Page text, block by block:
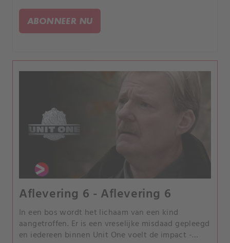
ABONNEER NU
Aflevering 6 - Aflevering 6
In een bos wordt het lichaam van een kind
aangetroffen. Er is een vreselijke misdaad gepleegd
en iedereen binnen Unit One voelt de impact -